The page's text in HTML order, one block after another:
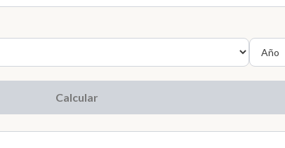
Calcular